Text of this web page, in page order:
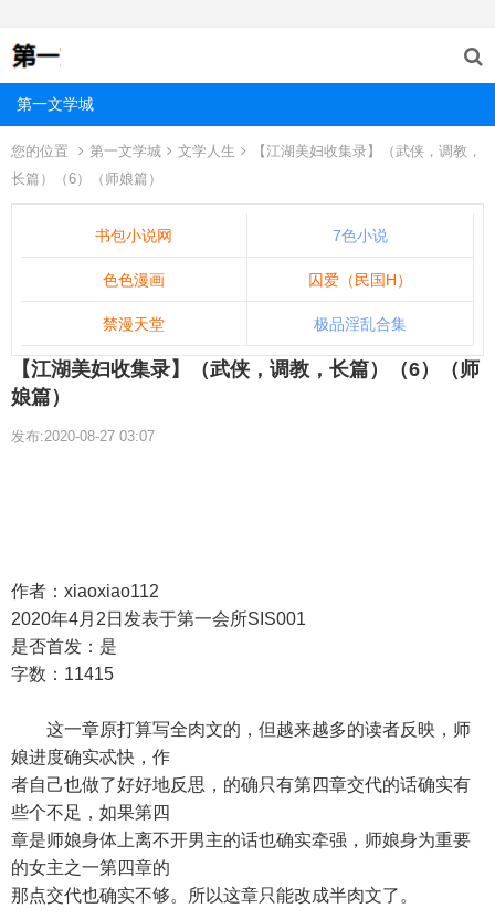
第一文学城
您的位置 第一文学城 文学人生
【江湖美妇收集录】（武侠，调教，
长篇）（6）（师娘篇）
书包小说网 7色小说
色色漫画 囚爱（民国H）
禁漫天堂 极品淫乱合集
【江湖美妇收集录】（武侠，调教，长篇）（6）（师
娘篇）
发布:2020-08-27 03:07
作者：xiaoxiao112
2020年4月2日发表于第一会所SIS001
是否首发：是
字数：11415
这一章原打算写全肉文的，但越来越多的读者反映，师
娘进度确实忒快，作
者自己也做了好好地反思，的确只有第四章交代的话确实有
些个不足，如果第四
章是师娘身体上离不开男主的话也确实牵强，师娘身为重要
的女主之一第四章的
那点交代也确实不够。所以这章只能改成半肉文了。